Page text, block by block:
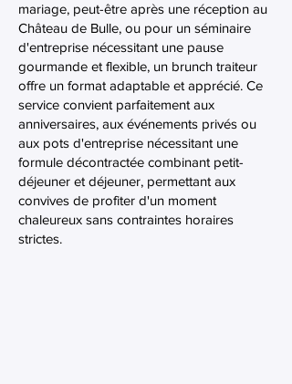
mariage, peut-être après une réception au
Château de Bulle, ou pour un séminaire
d'entreprise nécessitant une pause
gourmande et flexible, un brunch traiteur
offre un format adaptable et apprécié. Ce
service convient parfaitement aux
anniversaires, aux événements privés ou
aux pots d'entreprise nécessitant une
formule décontractée combinant petit-
déjeuner et déjeuner, permettant aux
convives de profiter d'un moment
chaleureux sans contraintes horaires
strictes.